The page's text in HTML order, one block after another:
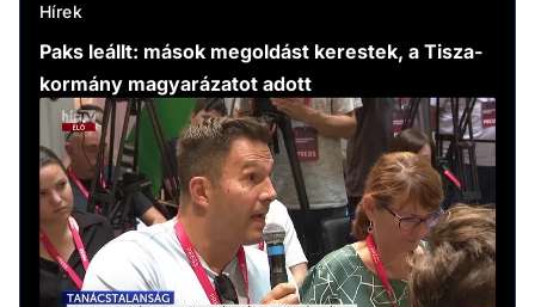
Hírek
Paks leállt: mások megoldást kerestek, a Tisza-
kormány magyarázatot adott